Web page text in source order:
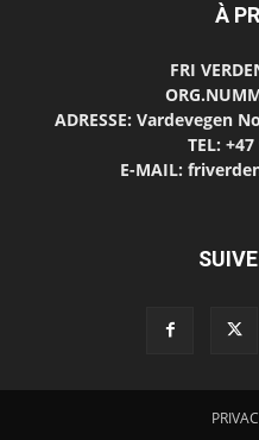
À
FRI
ADRESSE: Vardevegen
TEL:
E-MAIL: